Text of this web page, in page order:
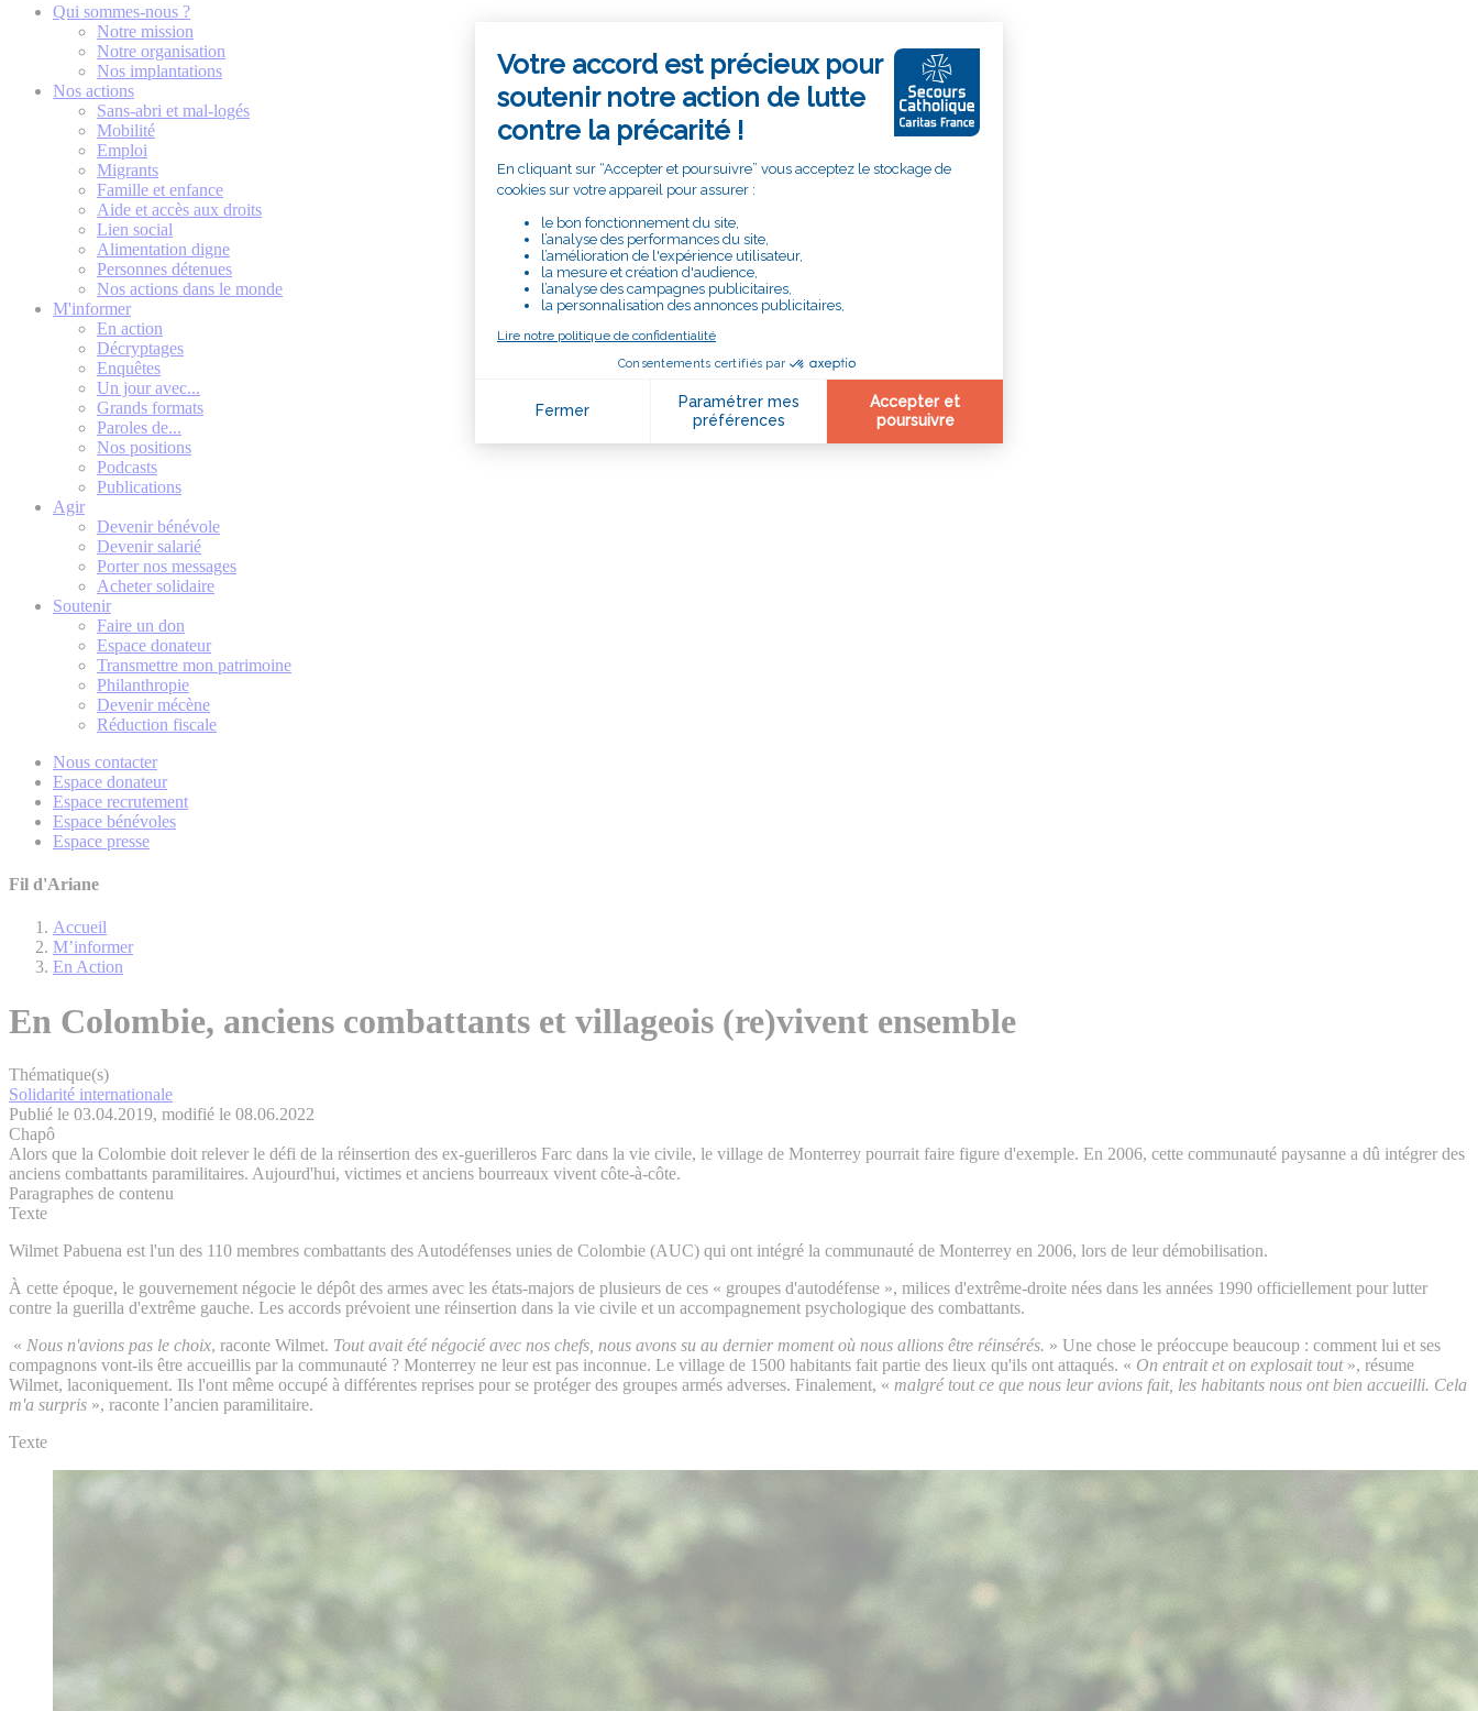
Qui sommes-nous ?
Notre mission
Notre organisation
Nos implantations
Nos actions
Sans-abri et mal-logés
Mobilité
Emploi
Migrants
Famille et enfance
Aide et accès aux droits
Lien social
Alimentation digne
Personnes détenues
Nos actions dans le monde
M'informer
En action
Décryptages
Enquêtes
Un jour avec...
Grands formats
Paroles de...
Nos positions
Podcasts
Publications
Agir
Devenir bénévole
Devenir salarié
Porter nos messages
Acheter solidaire
Soutenir
Faire un don
Espace donateur
Transmettre mon patrimoine
Philanthropie
Devenir mécène
Réduction fiscale
Nous contacter
Espace donateur
Espace recrutement
Espace bénévoles
Espace presse
Fil d'Ariane
Accueil
M’informer
En Action
En Colombie, anciens combattants et villageois (re)vivent ensemble
Thématique(s)
Solidarité internationale
Publié le 03.04.2019, modifié le 08.06.2022
Chapô
Alors que la Colombie doit relever le défi de la réinsertion des ex-guerilleros Farc dans la vie civile, le village de Monterrey pourrait faire figure d'exemple. En 2006, cette communauté paysanne a dû intégrer des
anciens combattants paramilitaires. Aujourd'hui, victimes et anciens bourreaux vivent côte-à-côte.
Paragraphes de contenu
Texte
Wilmet Pabuena est l'un des 110 membres combattants des Autodéfenses unies de Colombie (AUC) qui ont intégré la communauté de Monterrey en 2006, lors de leur démobilisation.
À cette époque, le gouvernement négocie le dépôt des armes avec les états-majors de plusieurs de ces « groupes d'autodéfense », milices d'extrême-droite nées dans les années 1990 officiellement pour lutter
contre la guerilla d'extrême gauche. Les accords prévoient une réinsertion dans la vie civile et un accompagnement psychologique des combattants.
« Nous n'avions pas le choix, raconte Wilmet. Tout avait été négocié avec nos chefs, nous avons su au dernier moment où nous allions être réinsérés. » Une chose le préoccupe beaucoup : comment lui et ses
compagnons vont-ils être accueillis par la communauté ? Monterrey ne leur est pas inconnue. Le village de 1500 habitants fait partie des lieux qu'ils ont attaqués. « On entrait et on explosait tout », résume
Wilmet, laconiquement. Ils l'ont même occupé à différentes reprises pour se protéger des groupes armés adverses. Finalement, « malgré tout ce que nous leur avions fait, les habitants nous ont bien accueilli. Cela
m'a surpris », raconte l’ancien paramilitaire.
Texte